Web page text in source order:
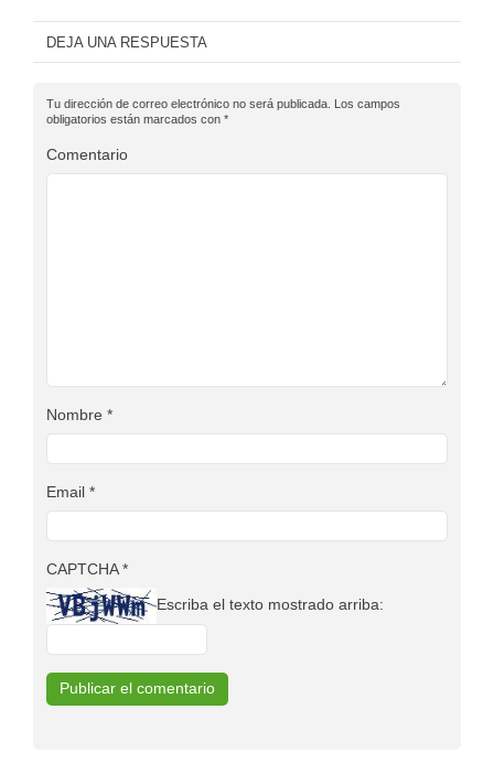
DEJA UNA RESPUESTA
Tu dirección de correo electrónico no será publicada. Los campos
obligatorios están marcados con *
Comentario
Nombre *
Email *
CAPTCHA*
Escriba el texto mostrado arriba: